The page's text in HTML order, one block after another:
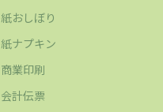
紙おしぼり
紙ナプキン
商業印刷
会計伝票